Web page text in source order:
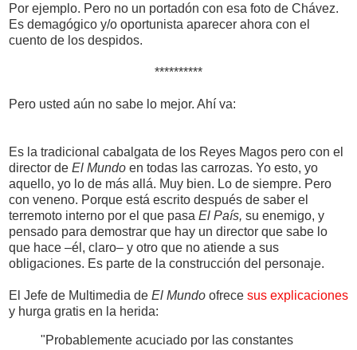
Por ejemplo. Pero no un portadón con esa foto de Chávez.
Es demagógico y/o oportunista aparecer ahora con el
cuento de los despidos.
**********
Pero usted aún no sabe lo mejor. Ahí va:
Es la tradicional cabalgata de los Reyes Magos pero con el
director de El Mundo en todas las carrozas. Yo esto, yo
aquello, yo lo de más allá. Muy bien. Lo de siempre. Pero
con veneno. Porque está escrito después de saber el
terremoto interno por el que pasa El País, su enemigo, y
pensado para demostrar que hay un director que sabe lo
que hace –él, claro– y otro que no atiende a sus
obligaciones. Es parte de la construcción del personaje.
El Jefe de Multimedia de El Mundo ofrece sus explicaciones
y hurga gratis en la herida:
"Probablemente acuciado por las constantes